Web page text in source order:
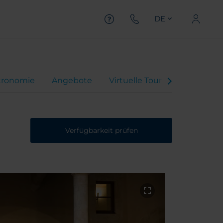
DE
Angebote Virtuelle Tour
Verfügbarkeit prüfen